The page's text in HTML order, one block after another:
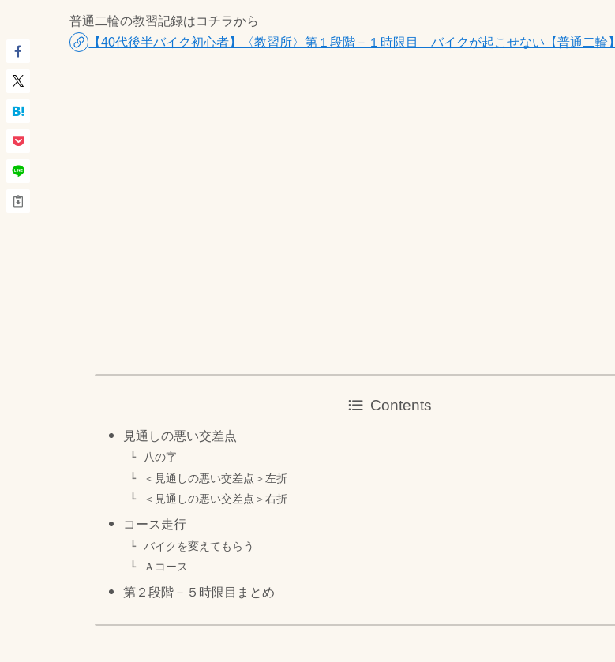
普通二輪の教習記録はコチラから
【40代後半バイク初心者】〈教習所〉第１段階－１時限目 バイクが起こせない【普通二輪】
Contents
見通しの悪い交差点
八の字
＜見通しの悪い交差点＞左折
＜見通しの悪い交差点＞右折
コース走行
バイクを変えてもらう
Ａコース
第２段階－５時限目まとめ